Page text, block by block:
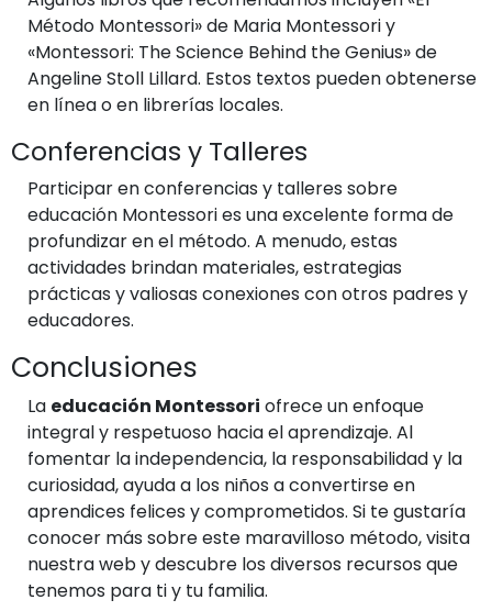
Método Montessori» de Maria Montessori y
«Montessori: The Science Behind the Genius» de
Angeline Stoll Lillard. Estos textos pueden obtenerse
en línea o en librerías locales.
Conferencias y Talleres
Participar en conferencias y talleres sobre
educación Montessori es una excelente forma de
profundizar en el método. A menudo, estas
actividades brindan materiales, estrategias
prácticas y valiosas conexiones con otros padres y
educadores.
Conclusiones
La educación Montessori ofrece un enfoque
integral y respetuoso hacia el aprendizaje. Al
fomentar la independencia, la responsabilidad y la
curiosidad, ayuda a los niños a convertirse en
aprendices felices y comprometidos. Si te gustaría
conocer más sobre este maravilloso método, visita
nuestra web y descubre los diversos recursos que
tenemos para ti y tu familia.